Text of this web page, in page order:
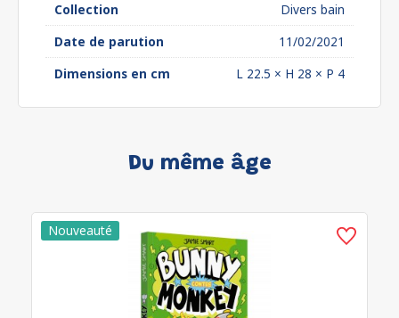
Collection
Divers bain
Date de parution
11/02/2021
Dimensions en cm
L 22.5 × H 28 × P 4
Du même âge